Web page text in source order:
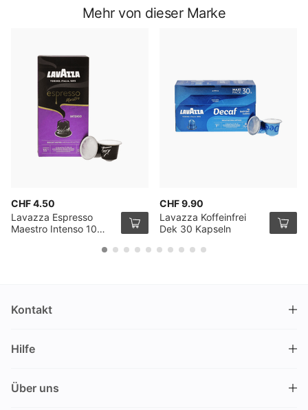
Mehr von dieser Marke
CHF 4.50
Lavazza Espresso
Maestro Intenso 10
CHF 9.90
Lavazza Koffeinfrei
Dek 30 Kapseln
Kontakt
Nüschelerstrasse 35
Schweiz
Hilfe
Über uns